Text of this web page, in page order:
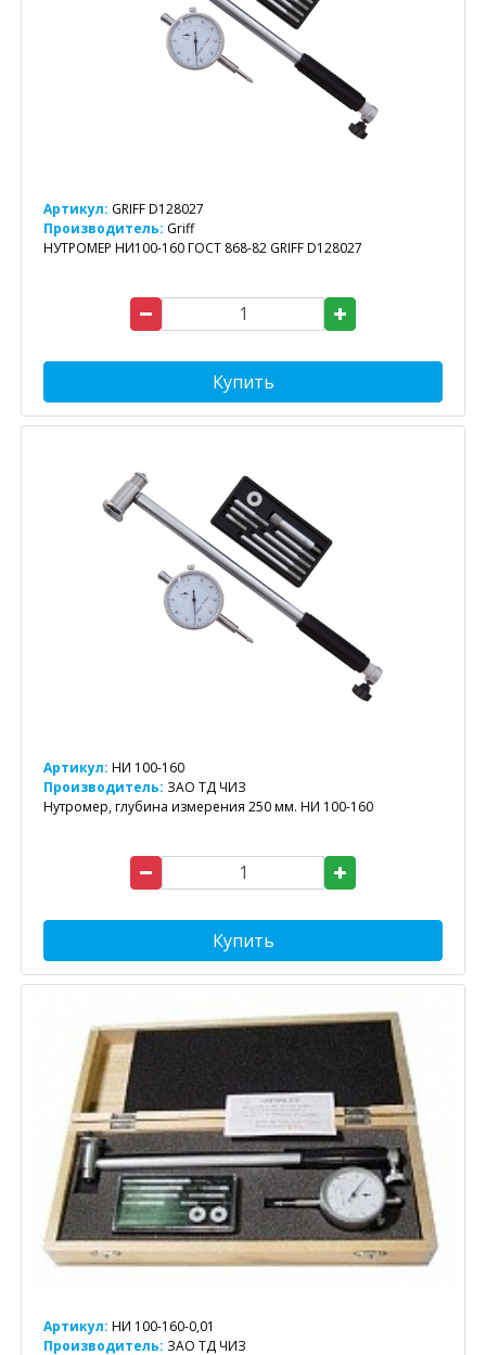
Артикул: GRIFF D128027
Производитель: Griff
НУТРОМЕР НИ100-160 ГОСТ 868-82 GRIFF D128027
Купить
Артикул: НИ 100-160
Производитель: ЗАО ТД ЧИЗ
Нутромер, глубина измерения 250 мм. НИ 100-160
Купить
Артикул: НИ 100-160-0,01
Производитель: ЗАО ТД ЧИЗ